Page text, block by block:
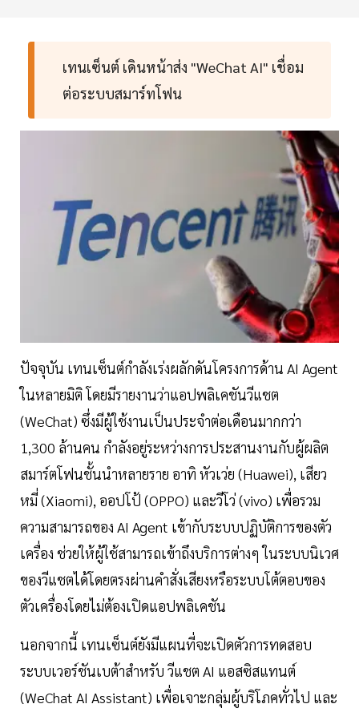
เทนเซ็นต์ เดินหน้าส่ง "WeChat AI" เชื่อม
ต่อระบบสมาร์ทโฟน
ปัจจุบัน เทนเซ็นต์กำลังเร่งผลักดันโครงการด้าน AI Agent
ในหลายมิติ โดยมีรายงานว่าแอปพลิเคชันวีแชต
(WeChat) ซึ่งมีผู้ใช้งานเป็นประจำต่อเดือนมากกว่า
1,300 ล้านคน กำลังอยู่ระหว่างการประสานงานกับผู้ผลิต
สมาร์ตโฟนชั้นนำหลายราย อาทิ หัวเว่ย (Huawei), เสียว
หมี่ (Xiaomi), ออปโป้ (OPPO) และวีโว่ (vivo) เพื่อรวม
ความสามารถของ AI Agent เข้ากับระบบปฏิบัติการของตัว
เครื่อง ช่วยให้ผู้ใช้สามารถเข้าถึงบริการต่างๆ ในระบบนิเวศ
ของวีแชตได้โดยตรงผ่านคำสั่งเสียงหรือระบบโต้ตอบของ
ตัวเครื่องโดยไม่ต้องเปิดแอปพลิเคชัน
นอกจากนี้ เทนเซ็นต์ยังมีแผนที่จะเปิดตัวการทดสอบ
ระบบเวอร์ชันเบต้าสำหรับ วีแชต AI แอสซิสแทนต์
(WeChat AI Assistant) เพื่อเจาะกลุ่มผู้บริโภคทั่วไป และ